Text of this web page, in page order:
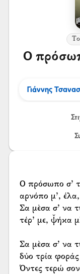
Ο
Γιάννης
Ο πρόσωπο σ’
αρνόπο μ’,
Σα μὲσα σ’ να
τέρ’ με, ψ̌ήκα
Σα μὲσα σ’ να
δύο τρία φοράς
Όντες τερώ